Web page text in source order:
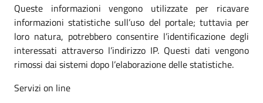
Queste informazioni vengono utilizzate per ricavare
informazioni statistiche sull’uso del portale; tuttavia per
loro natura, potrebbero consentire l’identificazione degli
interessati attraverso l’indirizzo IP. Questi dati vengono
rimossi dai sistemi dopo l’elaborazione delle statistiche.
Servizi on line